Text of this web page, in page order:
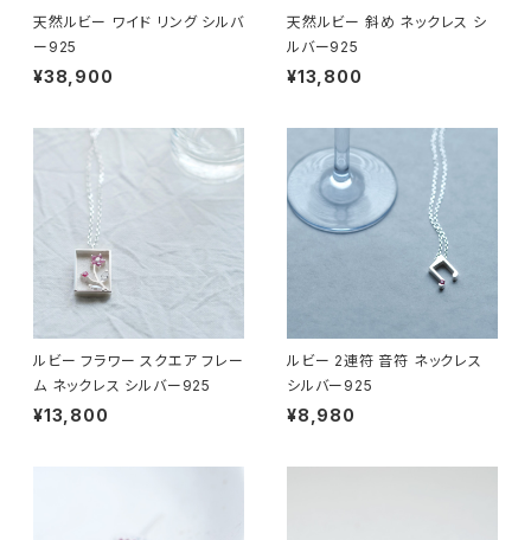
天然ルビー ワイド リング シルバ
ー925
¥38,900
天然ルビー 斜め ネックレス シ
ルバー925
¥13,800
ルビー フラワー スクエア フレー
ム ネックレス シルバー925
¥13,800
ルビー 2連符 音符 ネックレス
シルバー925
¥8,980